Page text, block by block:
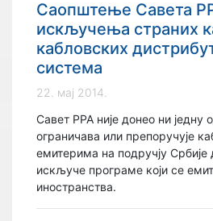
Саопштење Савета
искључења страних
кабловских
система
22. мај 2014.
Савет РРА није донео ни једну
ограничава или препоручује
емитерима на подручју Србије
искључе програме који се
иностранства.